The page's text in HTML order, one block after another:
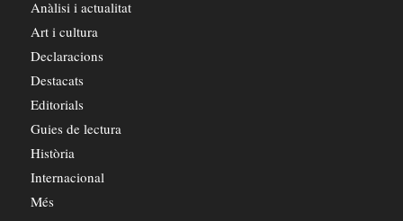
Anàlisi i actualitat
Art i cultura
Declaracions
Destacats
Editorials
Guies de lectura
Història
Internacional
Més